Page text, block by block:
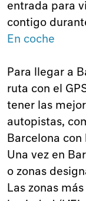
entrada para
contigo
En coche
Para llegar a
ruta con el
tener las
autopistas,
Barcelona con
Una vez en
o zonas
Las zonas